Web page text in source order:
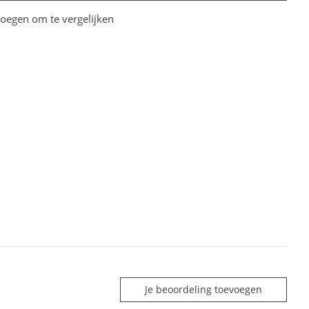
om te vergelijken
Je beoordeling toevoegen